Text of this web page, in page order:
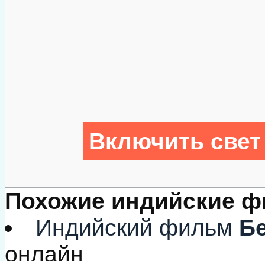
Включить
Похожие индийские
Индийский фильм
онлайн